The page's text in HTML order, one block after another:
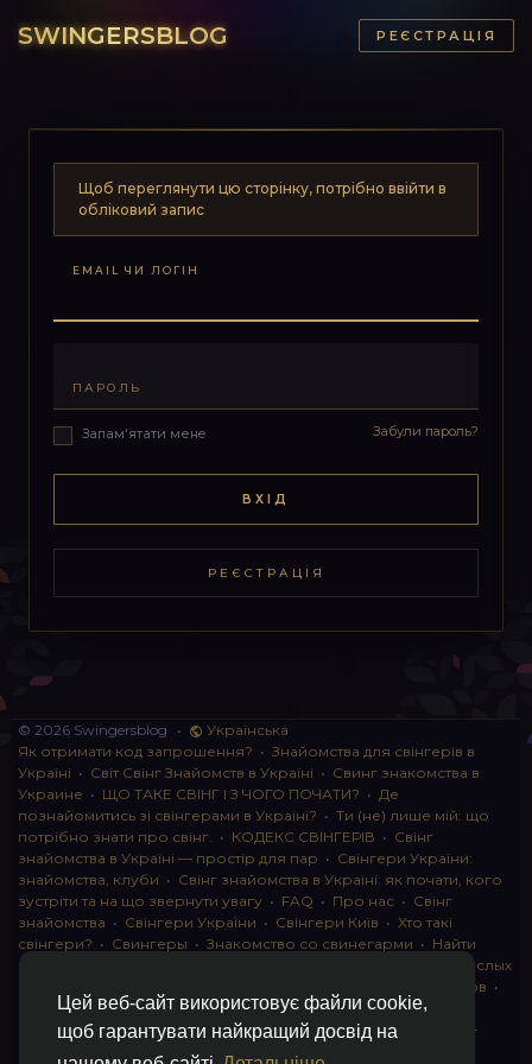
Цей веб-сайт використовує файли cookie,
щоб гарантувати найкращий досвід на
SWINGERSBLOG РЕЄСТРАЦІЯ
Щоб переглянути цю сторінку, потрібно ввійти в
обліковий запис
EMAIL ЧИ ЛОГІН
ПАРОЛЬ
Запам'ятати мене Забули пароль?
ВХІД
РЕЄСТРАЦІЯ
© 2026 Swingersblog •
Українська
Як отримати код запрошення? • Знайомства для свінгерів в
Україні • Світ Свінг Знайомств в Україні • Свинг знакомства в
Украине • ЩО ТАКЕ СВІНГ І З ЧОГО ПОЧАТИ? • Де
познайомитись зі свінгерами в Україні? • Ти (не) лише мій: що
потрібно знати про свінг. • КОДЕКС СВІНГЕРІВ • Свінг
знайомства в Україні — простір для пар • Свінгери України:
знайомства, клуби • Свінг знайомства в Україні: як почати, кого
зустріти та на що звернути увагу • FAQ • Про нас • Свінг
знайомства • Свінгери України • Свінгери Київ • Хто такі
свінгери? • Свингеры • Знакомство со свинегарми • Найти
instagram для взрослых
Клуб свингеров •
Конфіденційність• Правила• Партнерська програма
Свингеры •Свинг-пати•О свингерах откровенно
Свинг-
клуб: что это и как работает